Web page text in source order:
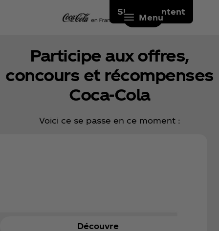
Skip to content
Menu
Participe aux offres,
concours et récompenses
Coca‑Cola
Voici ce se passe en ce moment :
Découvre